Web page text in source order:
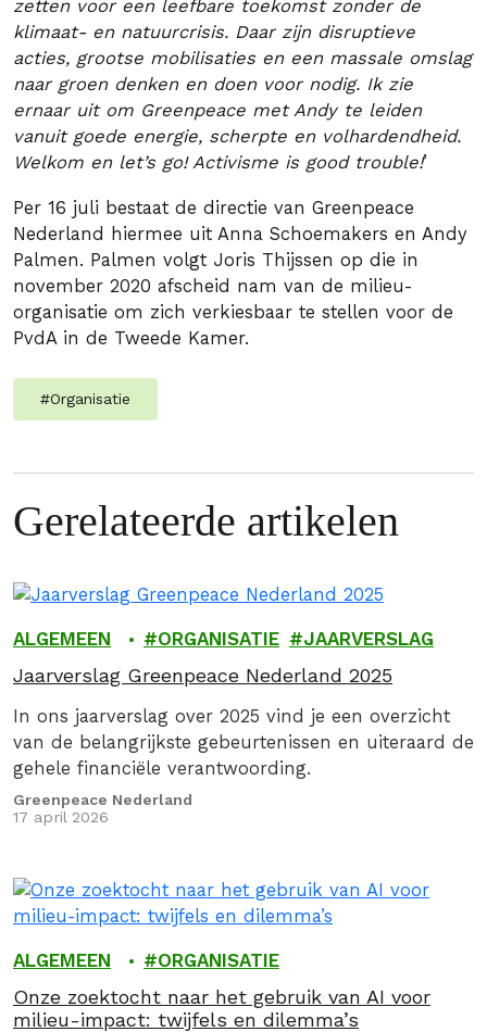
zetten voor een leefbare toekomst zonder de
klimaat- en natuurcrisis. Daar zijn disruptieve
acties, grootse mobilisaties en een massale omslag
naar groen denken en doen voor nodig. Ik zie
ernaar uit om Greenpeace met Andy te leiden
vanuit goede energie, scherpte en volhardendheid.
Welkom en let’s go! Activisme is good trouble!’
Per 16 juli bestaat de directie van Greenpeace
Nederland hiermee uit Anna Schoemakers en Andy
Palmen. Palmen volgt Joris Thijssen op die in
november 2020 afscheid nam van de milieu-
organisatie om zich verkiesbaar te stellen voor de
PvdA in de Tweede Kamer.
#Organisatie
Gerelateerde artikelen
ALGEMEEN ORGANISATIE JAARVERSLAG
Jaarverslag Greenpeace Nederland 2025
In ons jaarverslag over 2025 vind je een overzicht
van de belangrijkste gebeurtenissen en uiteraard de
gehele financiële verantwoording.
Greenpeace Nederland
17 april 2026
ALGEMEEN ORGANISATIE
Onze zoektocht naar het gebruik van AI voor
milieu-impact: twijfels en dilemma’s